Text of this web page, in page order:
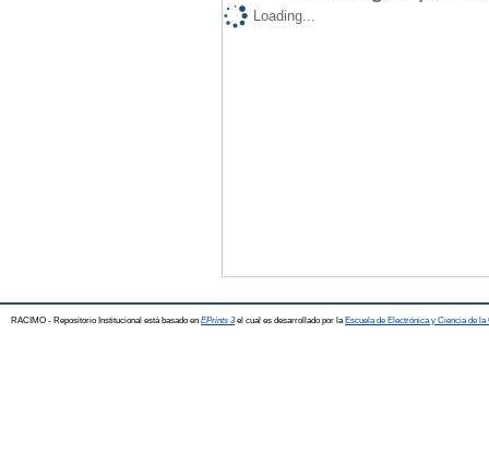
Loading...
RACIMO - Repositorio Institucional está basado en EPrints 3el cual es desarrollado por la Escuela de Electrónica y Ciencia de la